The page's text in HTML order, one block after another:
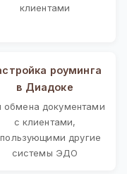
клиентами
роуминга
в Диадоке
обмена документами
с клиентами,
другие
системы ЭДО